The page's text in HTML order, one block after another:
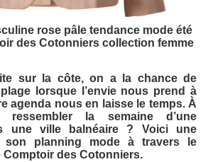
rose pâle tendance mode été
des Cotonniers collection femme
sur la côte, on a la chance de
lorsque l’envie nous prend à
agenda nous en laisse le temps. À
la semaine d’une
une ville balnéaire ? Voici une
son planning mode à travers le
Comptoir des Cotonniers.